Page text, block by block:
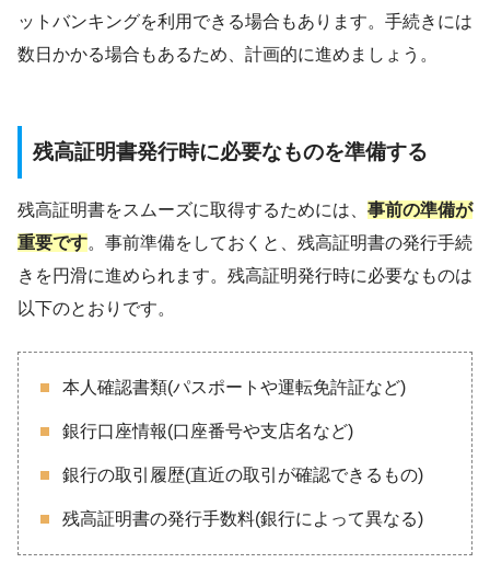
ットバンキングを利用できる場合もあります。手続きには
数日かかる場合もあるため、計画的に進めましょう。
残高証明書発行時に必要なものを準備する
残高証明書をスムーズに取得するためには、 事前の準備が
重要です。事前準備をしておくと、残高証明書の発行手続
きを円滑に進められます。残高証明発行時に必要なものは
以下のとおりです。
本人確認書類(パスポートや運転免許証など)
銀行口座情報(口座番号や支店名など)
銀行の取引履歴(直近の取引が確認できるもの)
残高証明書の発行手数料(銀行によって異なる)